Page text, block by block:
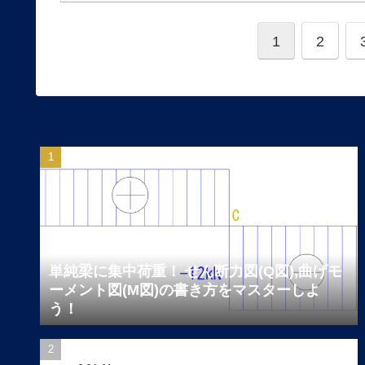
1 2
単純梁に集中荷重！ せん断力図(Q図),曲げモ
ーメント図(M図)の書き方をマスターしよ
う！